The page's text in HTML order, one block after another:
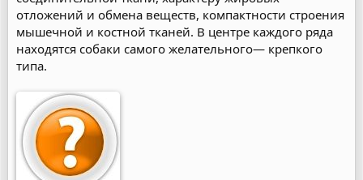
отложений и обмена веществ, компактности строения
мышечной и костной тканей. В центре каждого ряда
находятся собаки самого желательного— крепкого
типа.